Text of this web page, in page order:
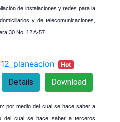
de instalaciones y redes para la
y de telecomunicaciones,
30 No. 12 A-57.
Hot
Download
Details
por medio del cual se hace saber a
del cual se hace saber a terceros